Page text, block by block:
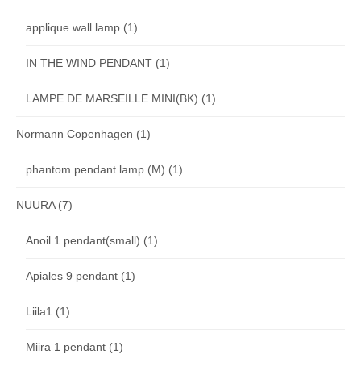
applique wall lamp (1)
IN THE WIND PENDANT (1)
LAMPE DE MARSEILLE MINI(BK) (1)
Normann Copenhagen (1)
phantom pendant lamp (M) (1)
NUURA(7)
Anoil 1 pendant(small) (1)
Apiales 9 pendant (1)
Liila1 (1)
Miira 1 pendant (1)